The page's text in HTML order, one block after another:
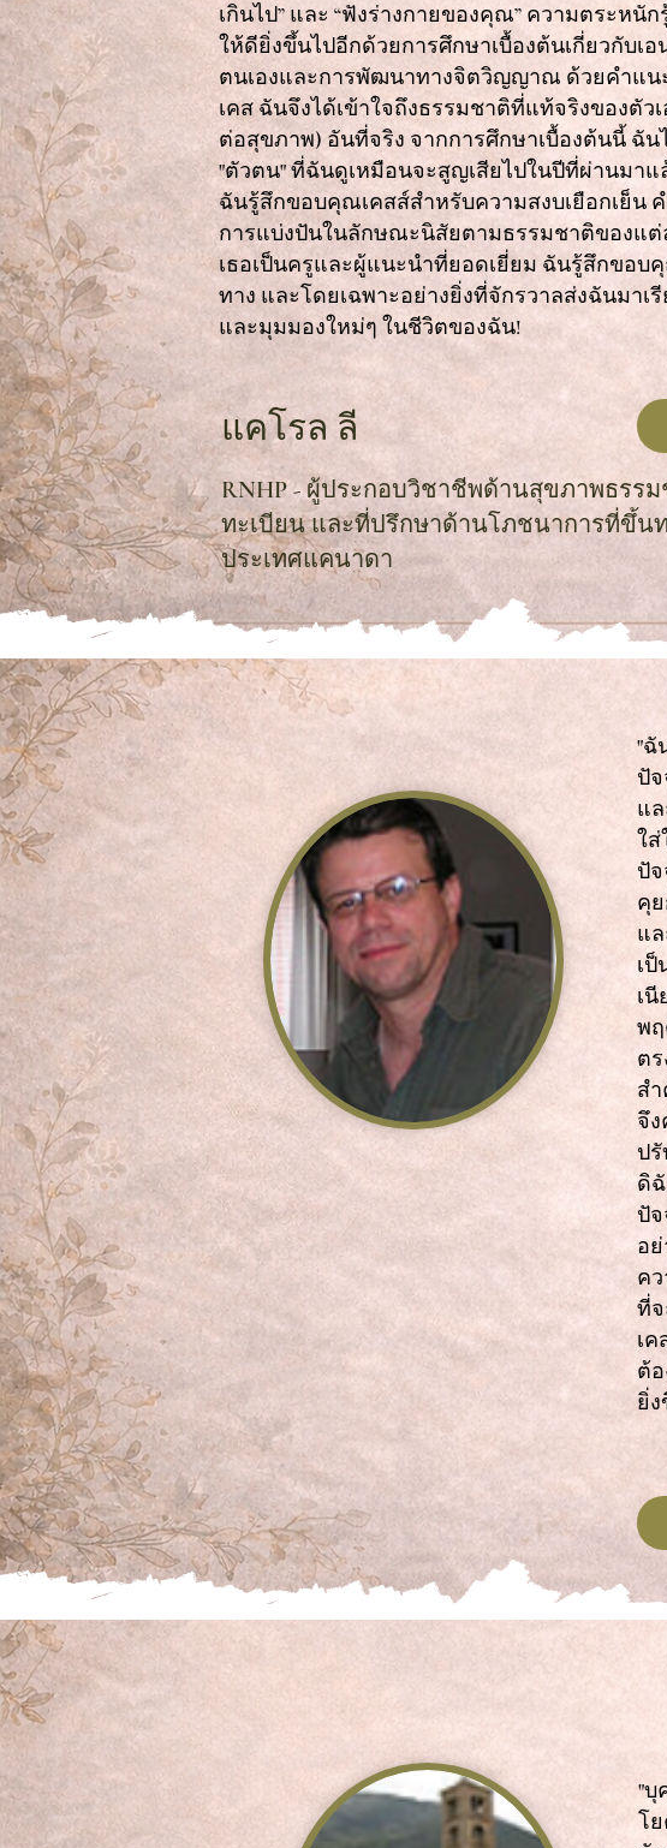
เกินไป” และ “ฟังร่างกายของคุณ” ความตระหนั
ให้ดียิ่งขึ้นไปอีกด้วยการศึกษาเบื้องต้นเกี่ยวกับเ
ตนเองและการพัฒนาทางจิตวิญญาณ ด้วยคำแน
เคส ฉันจึงได้เข้าใจถึงธรรมชาติที่แท้จริงของตั
ต่อสุขภาพ) อันที่จริง จากการศึกษาเบื้องต้นนี้ ฉั
"ตัวตน" ที่ฉันดูเหมือนจะสูญเสียไปในปีที่ผ่านมาแ
ฉันรู้สึกขอบคุณเคสส์สำหรับความสงบเยือกเย็น
การแบ่งปันในลักษณะนิสัยตามธรรมชาติของแ
เธอเป็นครูและผู้แนะนำที่ยอดเยี่ยม ฉันรู้สึกขอ
ทาง และโดยเฉพาะอย่างยิ่งที่จักรวาลส่งฉันมา
และมุมมองใหม่ๆ ในชีวิตของฉัน!
แคโรล ลี
RNHP - ผู้ประกอบวิชาชีพด้านสุขภาพธรร
ทะเบียน และที่ปรึกษาด้านโภชนาการที่ขึ้น
ประเทศแคนาดา
"ฉั
ปั
แ
ใส่
ปั
คุ
แ
เ
เ
พฤ
ต
ส
จึ
ป
ดิ
ปั
อ
ค
ที่
เ
ต้
ยิ่
"บุ
โ